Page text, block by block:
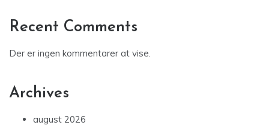
Recent Comments
Der er ingen kommentarer at vise.
Archives
august 2026